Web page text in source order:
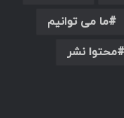
ما می توانیم
محتوا نشر